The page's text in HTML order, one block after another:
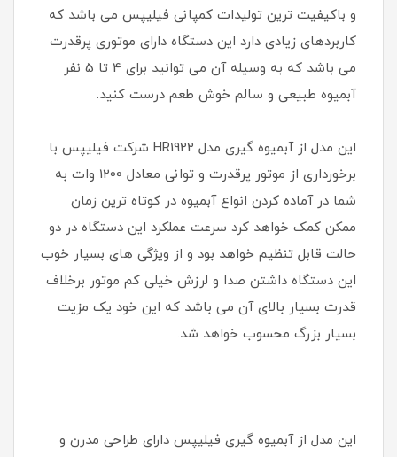
و باکیفیت ترین تولیدات کمپانی فیلیپس می باشد که
کاربردهای زیادی دارد این دستگاه دارای موتوری پرقدرت
می باشد که به وسیله آن می توانید برای 4 تا 5 نفر
آبمیوه طبیعی و سالم خوش طعم درست کنید.
این مدل از آبمیوه گیری مدل HR1922 شرکت فیلیپس با
برخورداری از موتور پرقدرت و توانی معادل 1200 وات به
شما در آماده کردن انواع آبمیوه در کوتاه ترین زمان
ممکن کمک خواهد کرد سرعت عملکرد این دستگاه در دو
حالت قابل تنظیم خواهد بود و از ویژگی های بسیار خوب
این دستگاه داشتن صدا و لرزش خیلی کم موتور برخلاف
قدرت بسیار بالای آن می باشد که این خود یک مزیت
بسیار بزرگ محسوب خواهد شد.
این مدل از آبمیوه گیری فیلیپس دارای طراحی مدرن و